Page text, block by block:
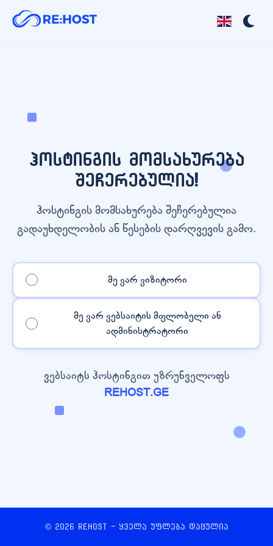
ჰოსტინგის მომსახურება
შეჩერებულია!
ჰოსტინგის მომსახურება შეჩერებულია
გადაუხდელობის ან წესების დარღვევის გამო.
მე ვარ ვიზიტორი
მე ვარ ვებსაიტის მფლობელი ან
ადმინისტრატორი
ვებსაიტს ჰოსტინგით უზრუნველოფს
REHOST.GE
© 2026 REHOST - ყველა უფლება დაცულია